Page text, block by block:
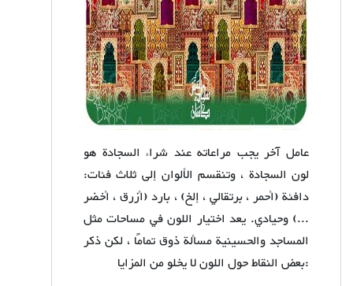
عامل آخر يجب مراعاته عند شراء السجادة هو
لون السجادة ، وتنقسم الألوان إلى ثلاث فئات:
دافئة (أحمر ، برتقالي ، إلخ) ، بارد (أزرق ، أخضر
...) وحيادي. يعد اختيار اللون في مساحات مثل
المساجد والحسينية مسألة ذوق تمامًا ، لكن ذكر
بعض النقاط حول اللون لا يخلو من المزايا: